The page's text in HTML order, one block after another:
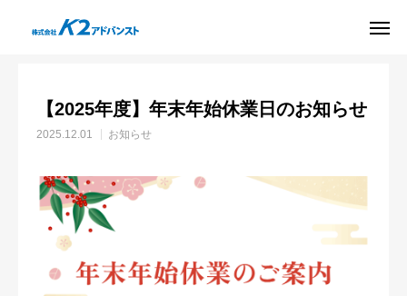
お知らせ お知らせ 【2025年度】年末年始休業日のお知らせ
【2025年度】年末年始休業日のお知らせ
2025.12.01 お知らせ
友だち追加 お問い合わせ
ダウンロード
パッケージ
ソリューション